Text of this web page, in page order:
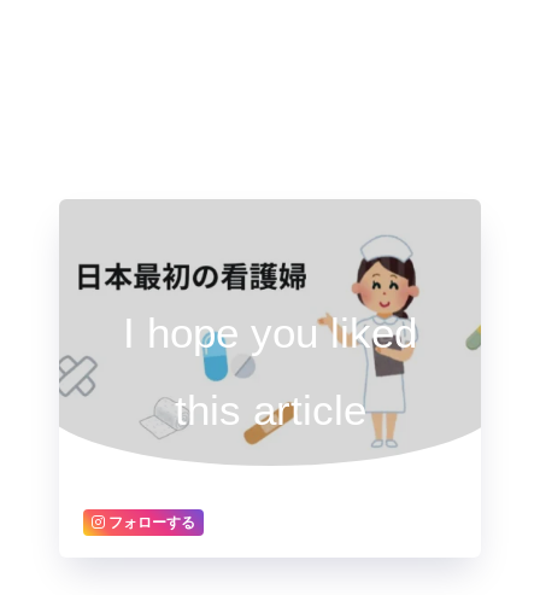
I hope you liked
this article
フォローする